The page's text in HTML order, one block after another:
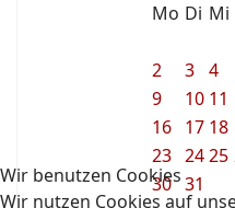
Mo Di Mi
2
3 4
9
10 11
16
17 18
23 24 25
30 31
Wir benutzen Cookies
Wir nutzen Cookies auf